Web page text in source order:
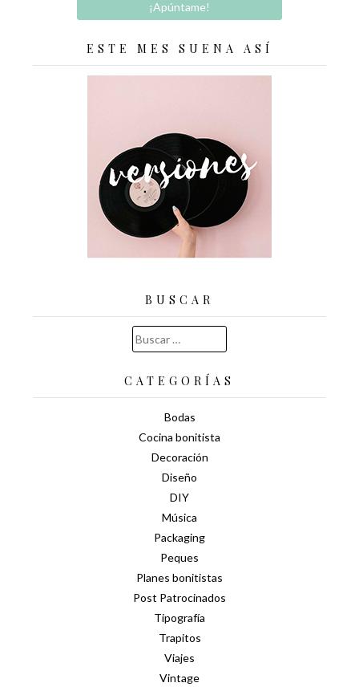
ESTE MES SUENA ASÍ
BUSCAR
Buscar:
CATEGORÍAS
Bodas
Cocina bonitista
Decoración
Diseño
DIY
Música
Packaging
Peques
Planes bonitistas
Post Patrocinados
Tipografía
Trapitos
Viajes
Vintage